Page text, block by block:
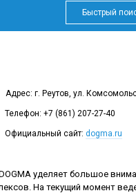
Быстрый
Адрес: г. Реутов, ул.
Телефон: +7 (861) 207-27-40
Официальный сайт: dogma.ru
уделяет большое
На текущий момент